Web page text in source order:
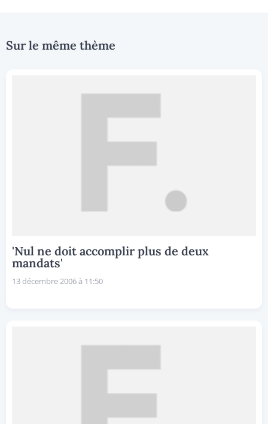
Sur le même thème
'Nul ne doit accomplir plus de deux
mandats'
13 décembre 2006 à 11:50